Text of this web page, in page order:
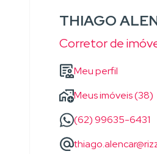
THIAGO
Corretor de
Meu perfil
Meus imóveis (38)
(62) 99635-6431